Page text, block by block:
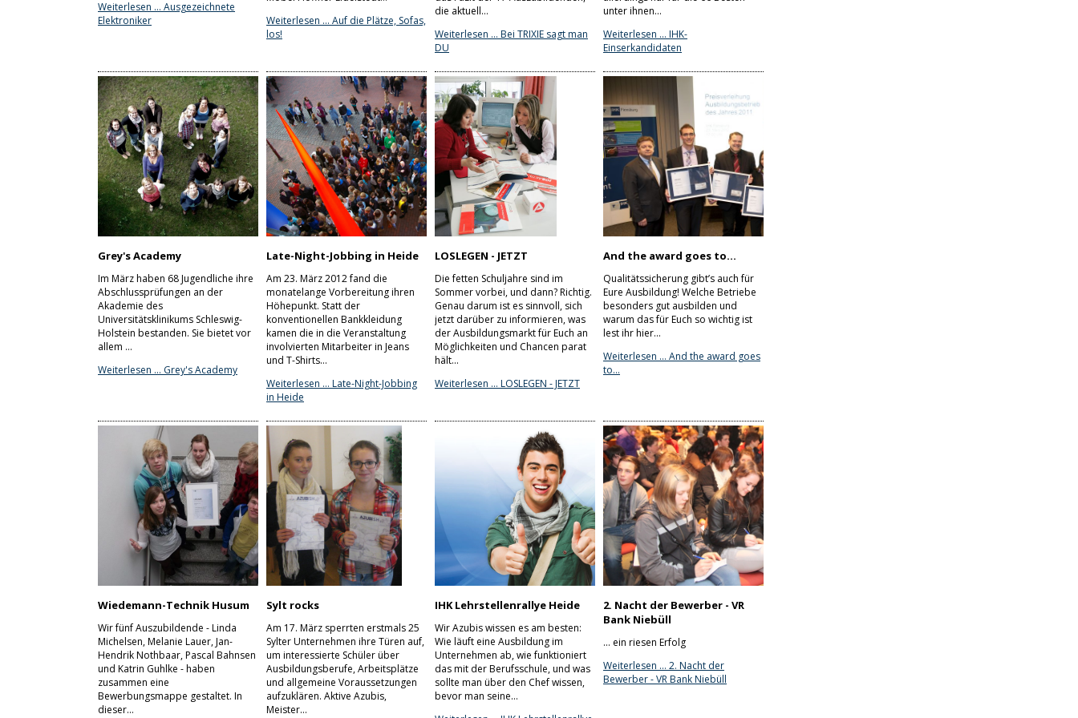
Weiterlesen … Ausgezeichnete
Elektroniker
Weiterlesen … Auf die Plätze, Sofas,
los!
die aktuell…
Weiterlesen … Bei TRIXIE sagt man
DU
unter ihnen...
Weiterlesen … IHK-
Einserkandidaten
Grey's Academy
Im März haben 68 Jugendliche ihre
Abschlussprüfungen an der
Akademie des
Universitätsklinikums Schleswig-
Holstein bestanden. Sie bietet vor
allem …
Weiterlesen … Grey's Academy
Late-Night-Jobbing in Heide
Am 23. März 2012 fand die
monatelange Vorbereitung ihren
Höhepunkt. Statt der
konventionellen Bankkleidung
kamen die in die Veranstaltung
involvierten Mitarbeiter in Jeans
und T-Shirts…
Weiterlesen … Late-Night-Jobbing
in Heide
LOSLEGEN - JETZT
Die fetten Schuljahre sind im
Sommer vorbei, und dann? Richtig.
Genau darum ist es sinnvoll, sich
jetzt darüber zu informieren, was
der Ausbildungsmarkt für Euch an
Möglichkeiten und Chancen parat
hält...
Weiterlesen … LOSLEGEN - JETZT
And the award goes to...
Qualitätssicherung gibt’s auch für
Eure Ausbildung! Welche Betriebe
besonders gut ausbilden und
warum das für Euch so wichtig ist
lest ihr hier...
Weiterlesen … And the award goes
to...
Wiedemann-Technik Husum
Wir fünf Auszubildende - Linda
Michelsen, Melanie Lauer, Jan-
Hendrik Nothbaar, Pascal Bahnsen
und Katrin Guhlke - haben
zusammen eine
Bewerbungsmappe gestaltet. In
dieser…
Sylt rocks
Am 17. März sperrten erstmals 25
Sylter Unternehmen ihre Türen auf,
um interessierte Schüler über
Ausbildungsberufe, Arbeitsplätze
und allgemeine Voraussetzungen
aufzuklären. Aktive Azubis,
Meister…
IHK Lehrstellenrallye Heide
Wir Azubis wissen es am besten:
Wie läuft eine Ausbildung im
Unternehmen ab, wie funktioniert
das mit der Berufsschule, und was
sollte man über den Chef wissen,
bevor man seine…
2. Nacht der Bewerber - VR
Bank Niebüll
... ein riesen Erfolg
Weiterlesen … 2. Nacht der
Bewerber - VR Bank Niebüll